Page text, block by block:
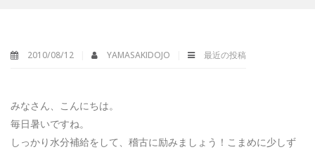
2010/08/12 YAMASAKIDOJO 最近の投稿
みなさん、こんにちは。
毎日暑いですね。
しっかり水分補給をして、稽古に励みましょう！こまめに少しず